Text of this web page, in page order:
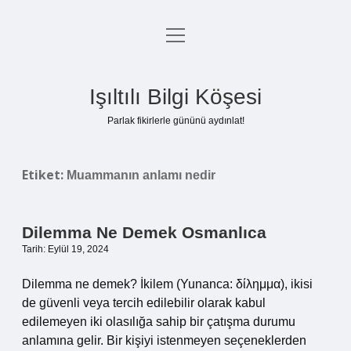
Anasayfa
Yasal Uyarı
menüyü
Işıltılı Bilgi Köşesi
Parlak fikirlerle gününü aydınlat!
Etiket: Muammanın anlamı nedir
Dilemma Ne Demek Osmanlıca
Tarih: Eylül 19, 2024
Dilemma ne demek? İkilem (Yunanca: δίλημμα), ikisi
de güvenli veya tercih edilebilir olarak kabul
edilemeyen iki olasılığa sahip bir çatışma durumu
anlamına gelir. Bir kişiyi istenmeyen seçeneklerden